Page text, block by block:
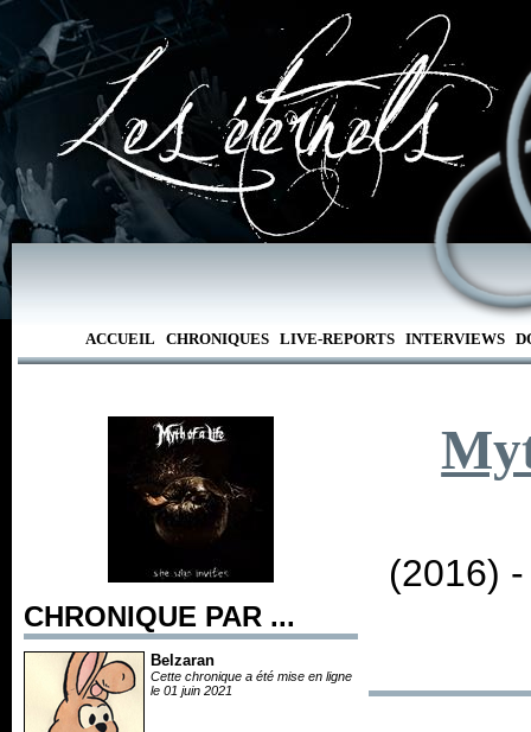
ACCUEIL CHRONIQUES LIVE-REPORTS INTERVIEWS
CHRONIQUE PAR ...
Belzaran
Cette chronique a été mise en ligne
le 01 juin 2021
(2016)